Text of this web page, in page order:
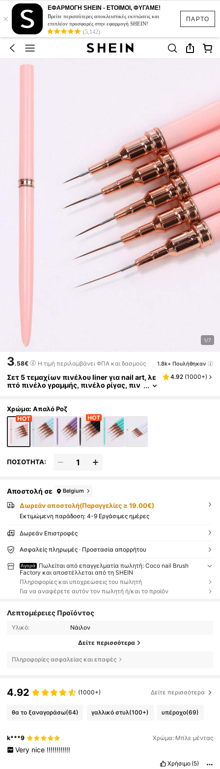
ΠΑΡΤΟ
×
ΕΦΑΡΜΟΓΗ SHEIN - ΕΤΟΙΜΟΙ, ΦΥΓΑΜΕ!
Βρείτε περισσότερες αποκλειστικές εκπτώσεις και
επιπλέον προσφορές στην εφαρμογή SHEIN!
(5,142)
1/7
3.58€ Η τιμή περιλαμβάνει ΦΠΑ και δασμούς 1.8k+ Πουλήθηκαν
Σετ 5 τεμαχίων πινέλου liner για nail art, λε
πτό πινέλο γραμμής, πινέλο ρίγας, πιν
χάριες στο nail art, nail salon και DIY στο σπ
ίτι, για κορίτσια και γυναίκες
4.92 (1000+)
Χρώμα: Απαλό Ροζ
ΠΟΣΟΤΗΤΑ:
Αποστολή σε Belgium
Δωρεάν αποστολή(Παραγγελίες ≥ 19.00€)
Εκτιμώμενη παράδοση: 4-9 Εργάσιμες ημέρες
Δωρεάν Επιστροφές
Ασφαλείς πληρωμές · Προστασία απορρήτου
Αγορά
Πωλείται από επαγγελματία πωλητή: Coco nail Brush
Factory και αποστέλλεται από τη SHEIN
Πληροφορίες και υποχρεώσεις του πωλητή
Για να αναφέρετε αυτόν τον πωλητή ή/και το προϊόν
Λεπτομέρειες Προϊόντος
Υλικό: Νάιλον
Δείτε περισσότερα
Πληροφορίες ασφαλείας και επαφές
4.92 (1000+) Δείτε περισσότερα
θα το ξαναγοράσω(64) γαλλικό στυλ(100+) υπέροχο(69)
k***9 Χρώμα: Μπλε μέντας
Very nice !!!!!!!!!!!!
Χρήσιμο (5)